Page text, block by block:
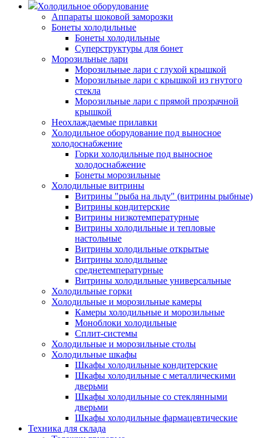
Холодильное оборудование
Аппараты шоковой заморозки
Бонеты холодильные
Бонеты холодильные
Суперструктуры для бонет
Морозильные лари
Морозильные лари с глухой крышкой
Морозильные лари с крышкой из гнутого
стекла
Морозильные лари с прямой прозрачной
крышкой
Неохлаждаемые прилавки
Холодильное оборудование под выносное
холодоснабжение
Горки холодильные под выносное
холодоснабжение
Бонеты морозильные
Холодильные витрины
Витрины "рыба на льду" (витрины рыбные)
Витрины кондитерские
Витрины низкотемпературные
Витрины холодильные и тепловые
настольные
Витрины холодильные открытые
Витрины холодильные
среднетемпературные
Витрины холодильные универсальные
Холодильные горки
Холодильные и морозильные камеры
Камеры холодильные и морозильные
Моноблоки холодильные
Сплит-системы
Холодильные и морозильные столы
Холодильные шкафы
Шкафы холодильные кондитерские
Шкафы холодильные с металлическими
дверьми
Шкафы холодильные со стеклянными
дверьми
Шкафы холодильные фармацевтические
Техника для склада